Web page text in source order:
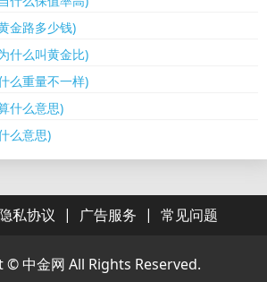
金路多少钱)
什么叫黄金比)
么重量不一样)
什么意思)
么意思)
私协议 | 广告服务 | 常见问题
© 中金网 All Rights Reserved.